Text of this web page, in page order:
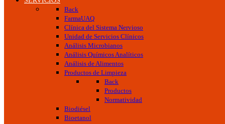
Back
FarmaUAQ
Clínica del Sistema Nervioso
Unidad de Servicios Clínicos
Análisis Microbianos
Análisis Químicos Analíticos
Análisis de Alimentos
Productos de Limpieza
Back
Productos
Normatividad
Biodiésel
Bioetanol